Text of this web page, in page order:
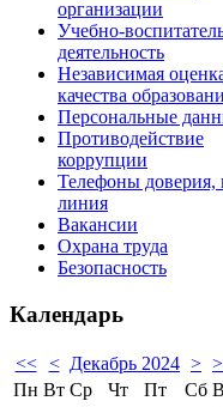
организации
Учебно-
деятельность
Независимая
качества
Персональные
Противодействие
коррупции
Телефоны доверия,
линия
Вакансии
Охрана труда
Безопасность
Календарь
<< < Декабрь 2024 >
Пн Вт Ср Чт Пт Сб